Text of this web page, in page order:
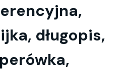
długopis,